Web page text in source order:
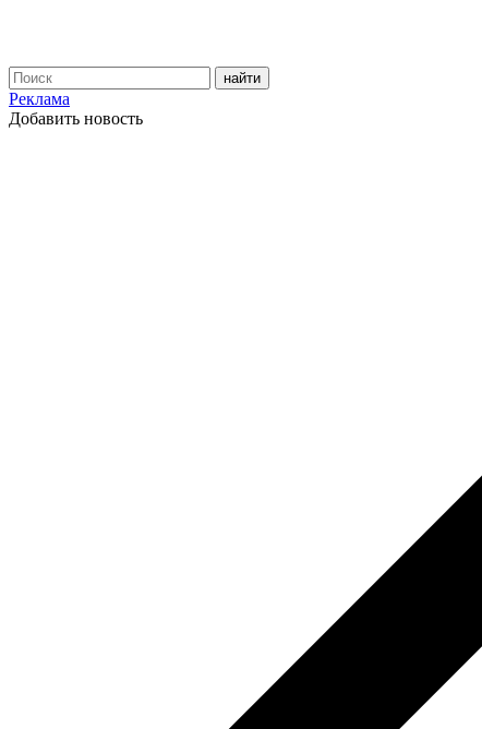
Реклама
Добавить новость